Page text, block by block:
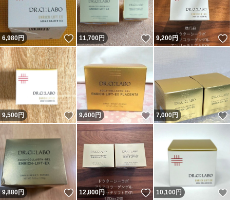
6,980円 いいね！
11,700円 いいね！
9,200円
9,500円 いいね！
9,600円 いいね！
7,000円
9,880円 いいね！
12,800円 いいね！
10,100 円